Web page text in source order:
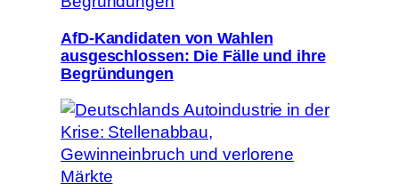
AfD-Kandidaten von Wahlen
ausgeschlossen: Die Fälle und ihre
Begründungen